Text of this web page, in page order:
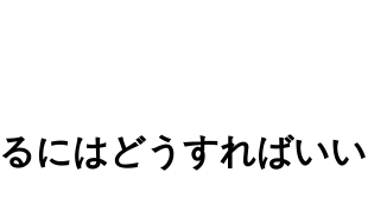
にはどうすればいい